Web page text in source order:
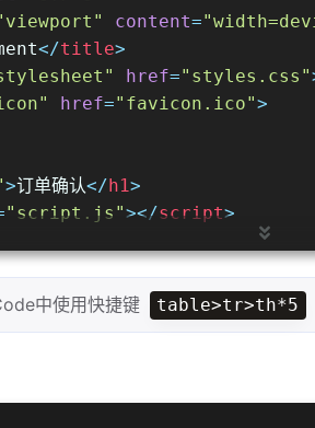
content=
</title>
href="styles.css"
href="favicon.ico">
>订单确认</ h1>
"script.js"></script>
中使用快捷键 table>tr>th*5